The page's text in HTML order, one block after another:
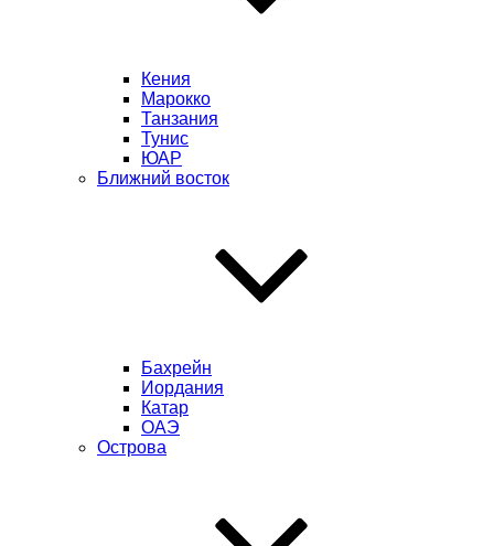
Кения
Марокко
Танзания
Тунис
ЮАР
Ближний восток
Бахрейн
Иордания
Катар
ОАЭ
Острова